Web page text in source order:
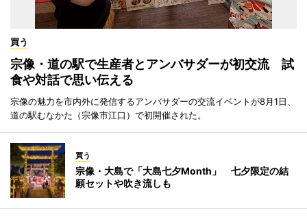
買う
宗像・道の駅で生産者とアンバサダーが初交流 試
食や対話で思い伝える
宗像の魅力を市内外に発信するアンバサダーの交流イベントが8月1日、
道の駅むなかた（宗像市江口）で初開催された。
買う
宗像・大島で「大島七夕Month」 七夕限定の結
願セットや吹き流しも